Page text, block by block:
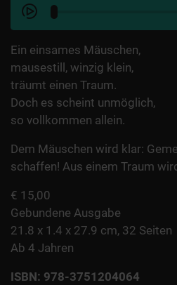
Ein einsames Mäuschen,
mausestill, winzig klein,
träumt einen Traum.
Doch es scheint unmöglich,
so vollkommen allein.
Dem Mäuschen wird klar:
schaffen! Aus einem Traum
€ 15,00
Gebundene Ausgabe
21.8 x 1.4 x 27.9 cm, 32 Seiten
Ab 4 Jahren
ISBN: 978-3751204064